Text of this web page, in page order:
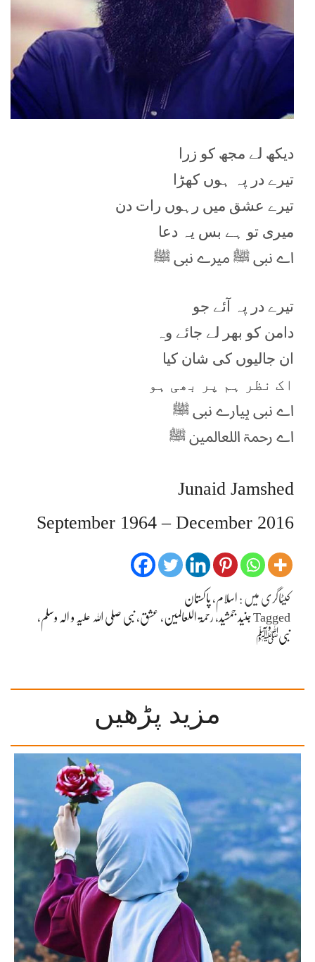
دیکھ لے مجھ کو زرا
تیرے در پہ ہوں کھڑا
تیرے عشق میں رہوں رات دن
میری تو ہے بس یہ دعا
اے نبی ﷺ میرے نبی ﷺ
تیرے در پہ آئے جو
دامن کو بھر لے جائے وہ
ان جالیوں کی شان کیا
اک نظر ہم پر بھی ہو
اے نبی پیارے نبی ﷺ
اے رحمۃ اللعالمین ﷺ
Junaid Jamshed
September 1964 – December 2016
کیٹاگری میں : اسلام، پاکستان
Taggedجنید جمشید، رحمۃ اللعالمین، عشق، نبی صلی اللہ علیہ و الہ وسلم،
نبیﷺ
مزید پڑھیں